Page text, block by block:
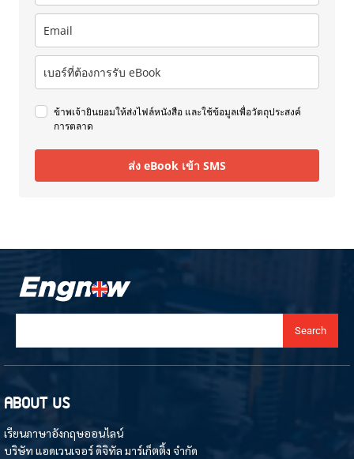
ข้าพเจ้ายินยอมให้ส่งไฟล์หนังสือ และใช้ข้อมูลเพื่อวัตถุประสงค์
การตลาด
ส่ง eBook เข้า SMS
Search
ABOUT US
เรียนภาษาอังกฤษออนไลน์
บริษัท แอดเวนเจอร์ ดิจิทัล มาร์เก็ตติ้ง จำกัด